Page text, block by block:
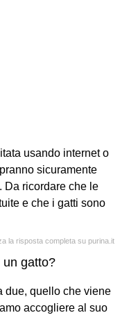
usando internet o
sicuramente
Da ricordare che le
e che i gatti sono
la risposta completa su purina.it
un gatto?
due, quello che viene
accogliere al suo